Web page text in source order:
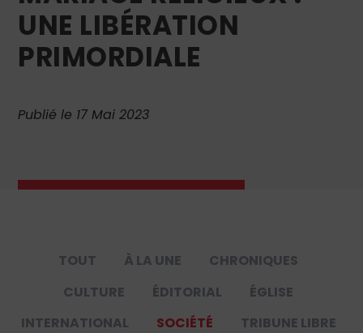
UNE LIBÉRATION
PRIMORDIALE
Publié le 17 Mai 2023
TOUT À LA UNE
CHRONIQUES
CULTURE
ÉDITORIAL
ÉGLISE
INTERNATIONAL
SOCIÉTÉ TRIBUNE LIBRE